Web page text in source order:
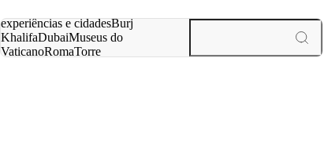
experiências e cidadesBurj
KhalifaDubaiMuseus do
VaticanoRomaTorre